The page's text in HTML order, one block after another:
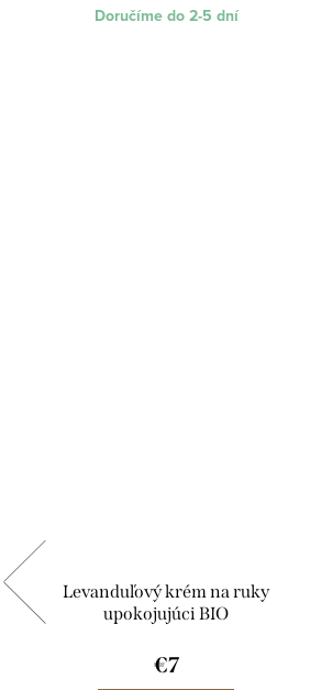
Doručíme do 2-5 dní
Levanduľový krém na ruky
upokojujúci BIO
€7